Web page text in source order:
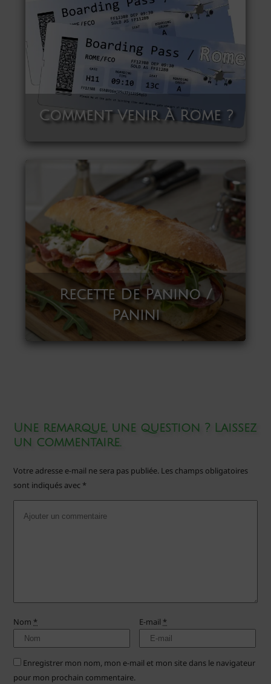
Comment Venir À Rome ?
Recette De Panino /
Panini
Une remarque, une question ? Laissez
un commentaire.
Votre adresse e-mail ne sera pas publiée. Les champs obligatoires
sont indiqués avec *
Nom * E-mail *
Enregistrer mon nom, mon e-mail et mon site dans le navigateur
pour mon prochain commentaire.